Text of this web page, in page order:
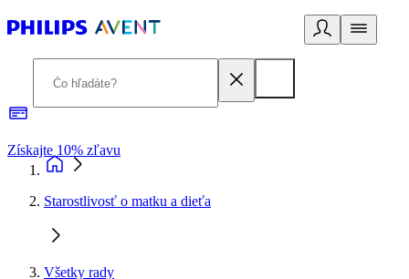
Získajte 10% zľavu
Starostlivosť o matku a dieťa
Všetky rady